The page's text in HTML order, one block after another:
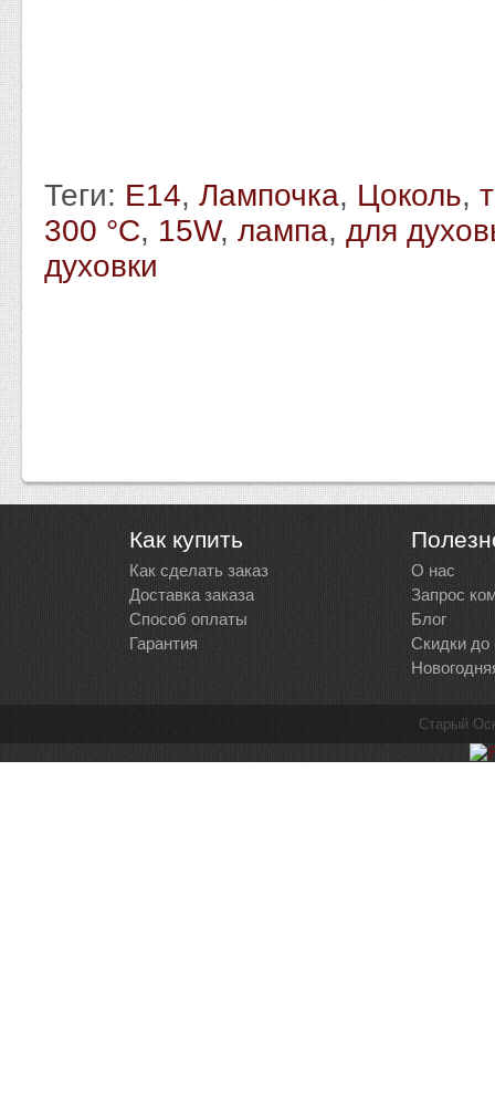
Теги: Е14, Лампочка, Цоколь,
300 °С, 15W, лампа, для
духовки
Как купить
Как сделать заказ
Доставка заказа
Способ оплаты
Гарантия
О нас
Запрос
Блог
Скидки до
Старый